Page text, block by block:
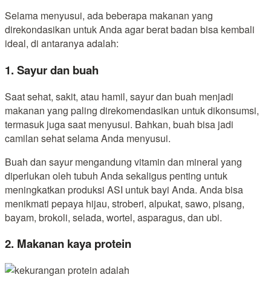
Selama menyusui, ada beberapa makanan yang
direkondasikan untuk Anda agar berat badan bisa kembali
ideal, di antaranya adalah:
1. Sayur dan buah
Saat sehat, sakit, atau hamil, sayur dan buah menjadi
makanan yang paling direkomendasikan untuk dikonsumsi,
termasuk juga saat menyusui. Bahkan, buah bisa jadi
camilan sehat selama Anda menyusui.
Buah dan sayur mengandung vitamin dan mineral yang
diperlukan oleh tubuh Anda sekaligus penting untuk
meningkatkan produksi ASI untuk bayi Anda. Anda bisa
menikmati pepaya hijau, stroberi, alpukat, sawo, pisang,
bayam, brokoli, selada, wortel, asparagus, dan ubi.
2. Makanan kaya protein